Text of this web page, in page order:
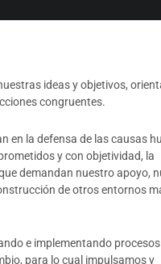
ideas y objetivos,
congruentes.
en la defensa de las causas
y con objetividad, la
demandan nuestro apoyo,
de otros entornos
e implementando
para lo cual impulsamos y